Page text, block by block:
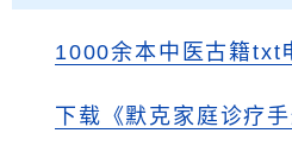
1000余本中医古籍txt
下载《默克家庭诊疗手